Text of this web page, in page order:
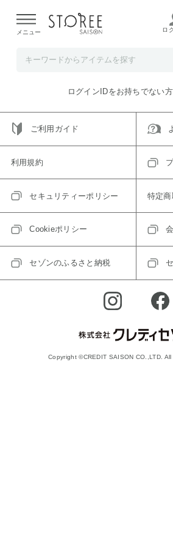
よる配送遅延が発生しております。
メニュー ロ
ご指定のアイテムは取り扱い終了、ま
トップへ戻る
ログインIDをお持ちでない
ご利用ガイド
利用規約
セキュリティーポリシー 特定
Cookieポリシー
セゾンのふるさと納税
Copyright ©CREDIT SAISON CO.,LTD. All